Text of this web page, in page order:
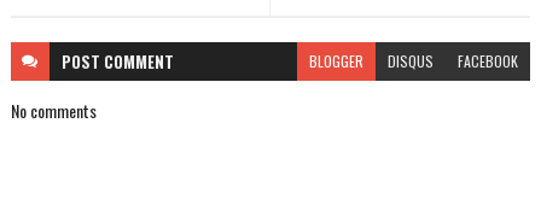
POST COMMENT BLOGGER DISQUS FACEBOOK
No comments